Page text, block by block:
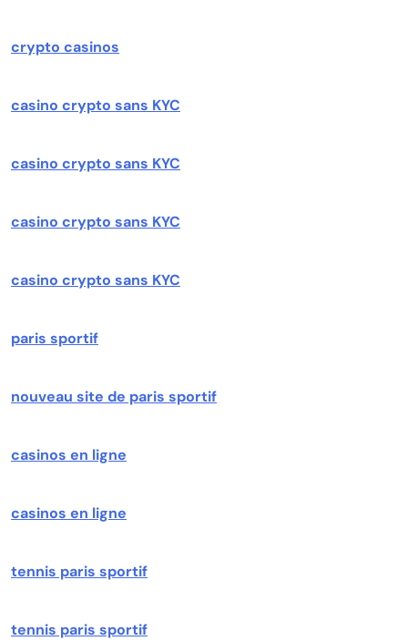
crypto casinos
casino crypto sans KYC
casino crypto sans KYC
casino crypto sans KYC
casino crypto sans KYC
paris sportif
nouveau site de paris sportif
casinos en ligne
casinos en ligne
tennis paris sportif
tennis paris sportif